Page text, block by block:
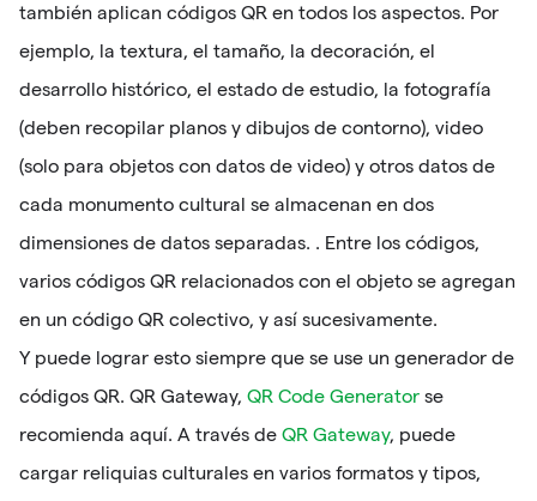
también aplican códigos QR en todos los aspectos. Por
ejemplo, la textura, el tamaño, la decoración, el
desarrollo histórico, el estado de estudio, la fotografía
(deben recopilar planos y dibujos de contorno), video
(solo para objetos con datos de video) y otros datos de
cada monumento cultural se almacenan en dos
dimensiones de datos separadas. . Entre los códigos,
varios códigos QR relacionados con el objeto se agregan
en un código QR colectivo, y así sucesivamente.
Y puede lograr esto siempre que se use un generador de
códigos QR. QR Gateway, QR Code Generator se
recomienda aquí. A través de QR Gateway, puede
cargar reliquias culturales en varios formatos y tipos,